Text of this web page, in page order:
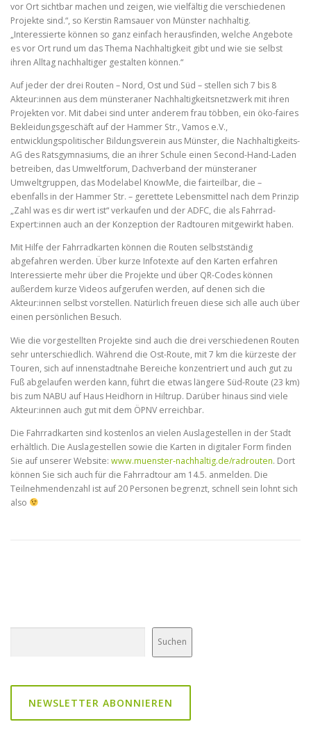
vor Ort sichtbar machen und zeigen, wie vielfältig die verschiedenen
Projekte sind.“, so Kerstin Ramsauer von Münster nachhaltig.
„Interessierte können so ganz einfach herausfinden, welche Angebote
es vor Ort rund um das Thema Nachhaltigkeit gibt und wie sie selbst
ihren Alltag nachhaltiger gestalten können.“
Auf jeder der drei Routen – Nord, Ost und Süd – stellen sich 7 bis 8
Akteur:innen aus dem münsteraner Nachhaltigkeitsnetzwerk mit ihren
Projekten vor. Mit dabei sind unter anderem frau többen, ein öko-faires
Bekleidungsgeschäft auf der Hammer Str., Vamos e.V.,
entwicklungspolitischer Bildungsverein aus Münster, die Nachhaltigkeits-
AG des Ratsgymnasiums, die an ihrer Schule einen Second-Hand-Laden
betreiben, das Umweltforum, Dachverband der münsteraner
Umweltgruppen, das Modelabel KnowMe, die fairteilbar, die –
ebenfalls in der Hammer Str. – gerettete Lebensmittel nach dem Prinzip
„Zahl was es dir wert ist“ verkaufen und der ADFC, die als Fahrrad-
Expert:innen auch an der Konzeption der Radtouren mitgewirkt haben.
Mit Hilfe der Fahrradkarten können die Routen selbstständig
abgefahren werden. Über kurze Infotexte auf den Karten erfahren
Interessierte mehr über die Projekte und über QR-Codes können
außerdem kurze Videos aufgerufen werden, auf denen sich die
Akteur:innen selbst vorstellen. Natürlich freuen diese sich alle auch über
einen persönlichen Besuch.
Wie die vorgestellten Projekte sind auch die drei verschiedenen Routen
sehr unterschiedlich. Während die Ost-Route, mit 7 km die kürzeste der
Touren, sich auf innenstadtnahe Bereiche konzentriert und auch gut zu
Fuß abgelaufen werden kann, führt die etwas längere Süd-Route (23 km)
bis zum NABU auf Haus Heidhorn in Hiltrup. Darüber hinaus sind viele
Akteur:innen auch gut mit dem ÖPNV erreichbar.
Die Fahrradkarten sind kostenlos an vielen Auslagestellen in der Stadt
erhältlich. Die Auslagestellen sowie die Karten in digitaler Form finden
Sie auf unserer Website: www.muenster-nachhaltig.de/radrouten. Dort
können Sie sich auch für die Fahrradtour am 14.5. anmelden. Die
Teilnehmendenzahl ist auf 20 Personen begrenzt, schnell sein lohnt sich
also
Suchen
NEWSLETTER ABONNIEREN